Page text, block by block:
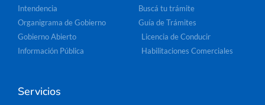
Intendencia
Organigrama de Gobierno
Gobierno Abierto
Información Pública
Buscá tu trámite
Guía de Trámites
Licencia de Conducir
Habilitaciones Comerciales
Servicios